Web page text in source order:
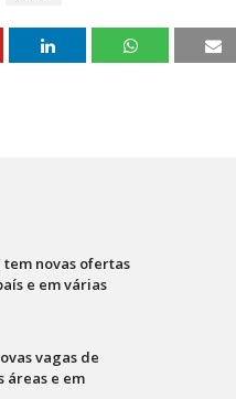
novas ofertas
e em várias
vagas de
áreas e em